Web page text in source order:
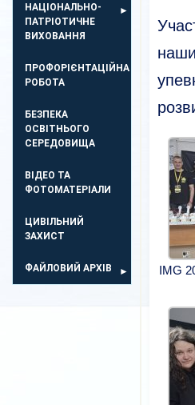
НАЦІОНАЛЬНО-
ПАТРІОТИЧНЕ
ВИХОВАННЯ
ПРОФОРІЄНТАЦІЙНА
РОБОТА
БЕЗПЕКА
ОСВIТНЬОГО
СЕРЕДОВИЩА
ВІДЕО ТА
ФОТОМАТЕРІАЛИ
ЦИВІЛЬНИЙ
ЗАХИСТ
ФАЙЛОВИЙ АРХІВ IMG